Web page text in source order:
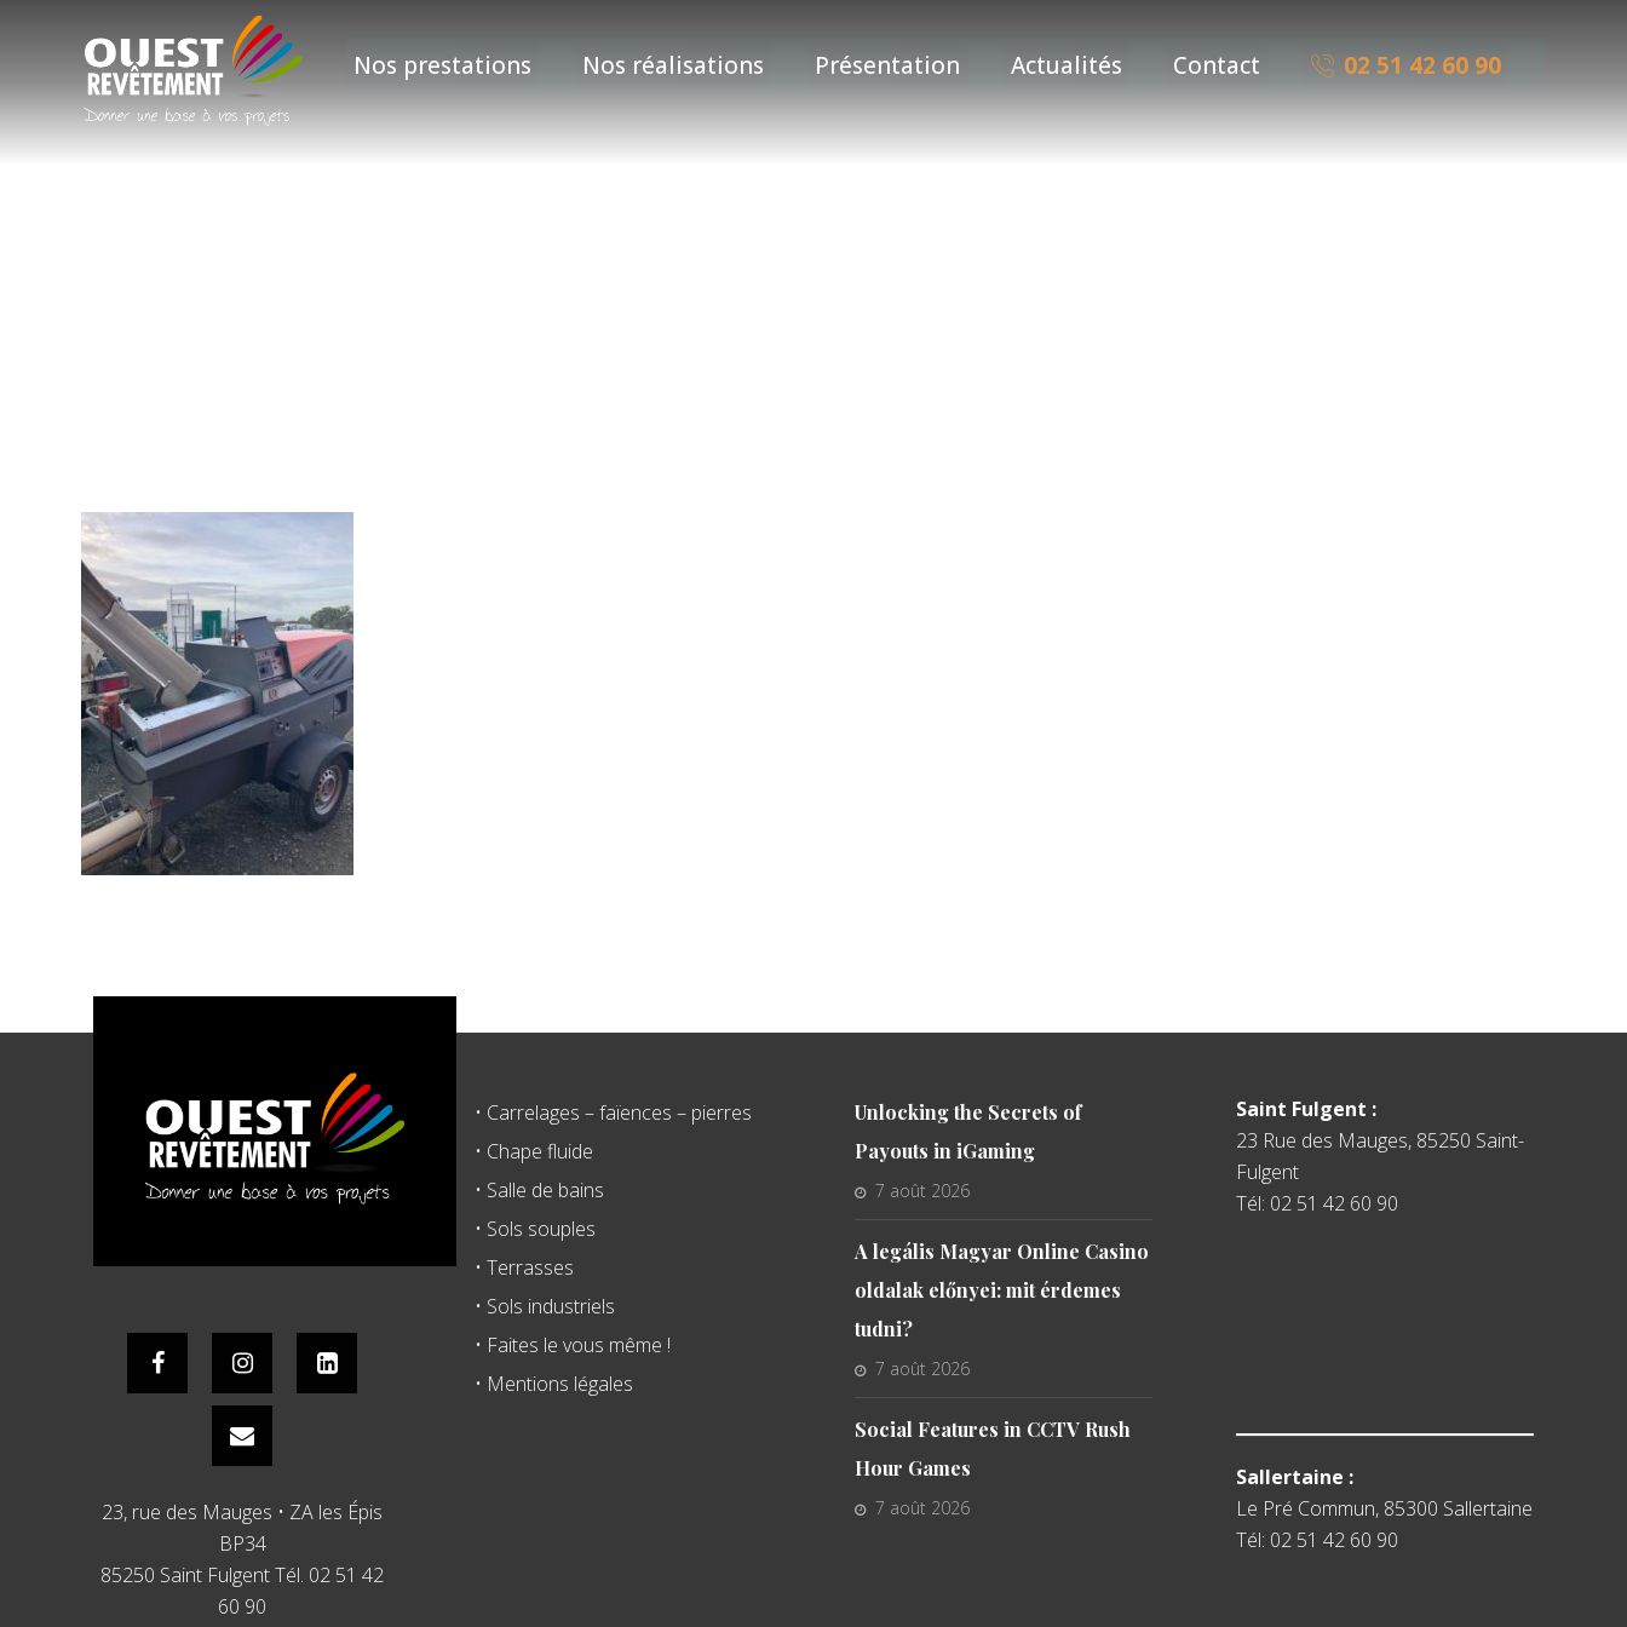
Nos prestations Nos réalisations Présentation Actualités Contact 02 51 42 60 90
23, rue des Mauges • ZA les Épis
BP34
85250 Saint Fulgent Tél. 02 51 42
60 90
• Carrelages – faïences – pierres
• Chape fluide
• Salle de bains
• Sols souples
• Terrasses
• Sols industriels
• Faites le vous même !
• Mentions légales
Unlocking the Secrets of
Payouts in iGaming
7 août 2026
A legális Magyar Online Casino
oldalak előnyei: mit érdemes
tudni?
7 août 2026
Social Features in CCTV Rush
Hour Games
7 août 2026
Saint Fulgent :
23 Rue des Mauges, 85250 Saint-
Fulgent
Tél: 02 51 42 60 90
Sallertaine :
Le Pré Commun, 85300 Sallertaine
Tél: 02 51 42 60 90